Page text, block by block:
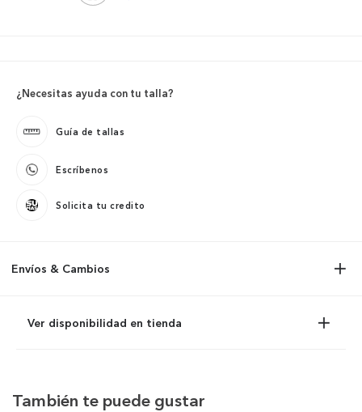
¿Necesitas ayuda con tu talla?
Guía de tallas
Escríbenos
Solicita tu credito
Envíos & Cambios
Ver disponibilidad en tienda
También te puede gustar